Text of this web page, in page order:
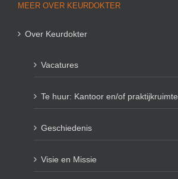
MEER OVER KEURDOKTER
Over Keurdokter
Vacatures
Te huur: Kantoor en/of praktijkruimte
Geschiedenis
Visie en Missie